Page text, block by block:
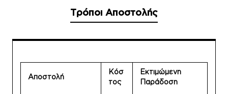
Τρόποι Αποστολής
Αποστολή
Κόσ
τος
Εκτιμώμενη
Παράδοση